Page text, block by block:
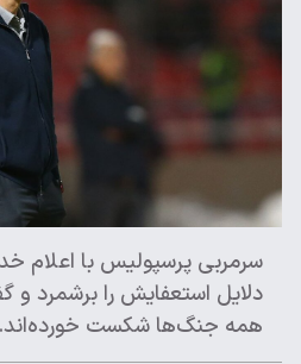
سرمربی پرسپولیس با اعلام
دلایل استعفایش را برشمرد
همه جنگ‌ها شکست خورده‌اند.